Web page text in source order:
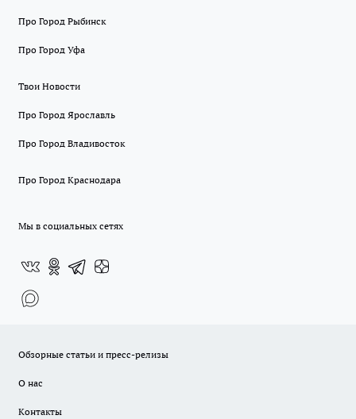
Про Город Рыбинск
Про Город Уфа
Твои Новости
Про Город Ярославль
Про Город Владивосток
Про Город Краснодара
Мы в социальных сетях
Обзорные статьи и пресс-релизы
О нас
Контакты